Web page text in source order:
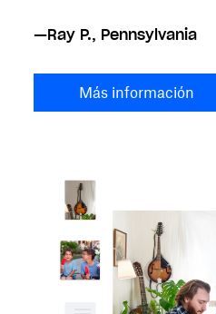
—Ray P., Pennsylvania
Más información